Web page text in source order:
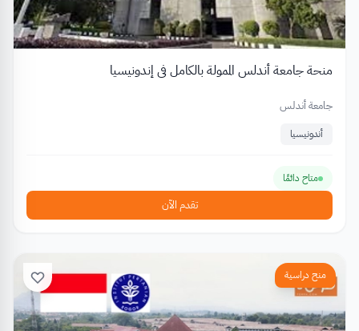
منحة جامعة أندلس الممولة بالكامل في إندونيسيا
جامعة أندلس
أندونيسيا
متاح دائمًا
تقدم الآن
منح دراسية